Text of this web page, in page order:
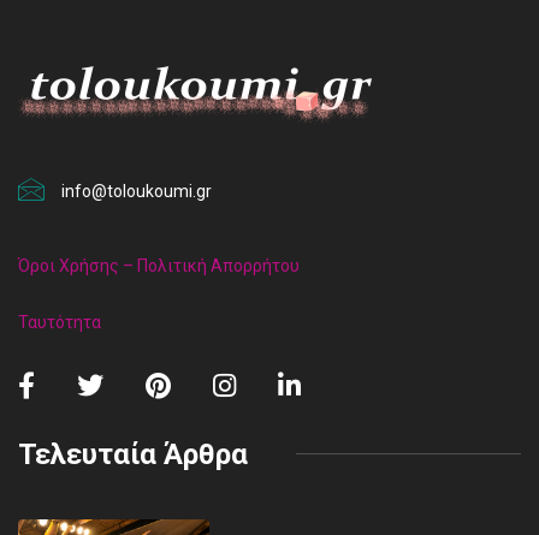
info@toloukoumi.gr
Όροι Χρήσης – Πολιτική Απορρήτου
Ταυτότητα
Τελευταία Άρθρα